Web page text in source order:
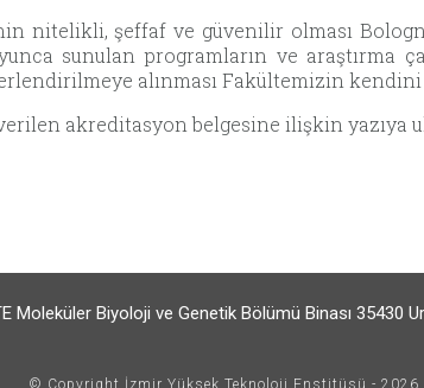
nitelikli, şeffaf ve güvenilir olması
sunulan programların ve araştırma
alınması Fakültemizin kendini
akreditasyon belgesine ilişkin yazıya
Moleküler Biyoloji ve Genetik Bölümü Binası 35430
© Copyright İzmir Yüksek Teknoloji Enstitüsü - 2026